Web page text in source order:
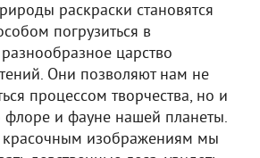
раскраски становятся
погрузиться в
царство
Они позволяют нам не
процессом творчества, но и
флоре и фауне нашей планеты.
красочным изображениям мы